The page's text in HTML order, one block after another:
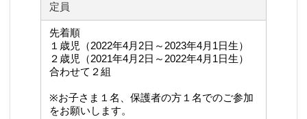
定員
先着順
１歳児（2022年4月2日～2023年4月1日生）
２歳児（2021年4月2日～2022年4月1日生）
合わせて２組
※お子さま１名、保護者の方１名でのご参加
をお願いします。